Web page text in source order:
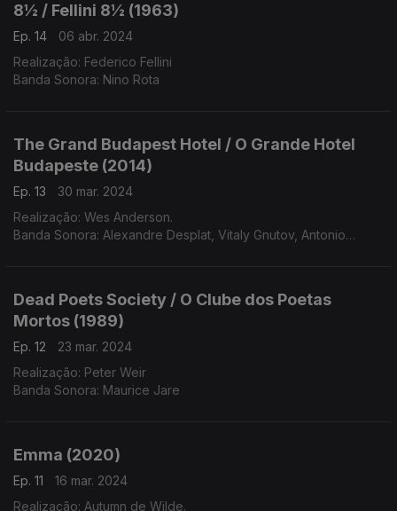
8½ / Fellini 8½ (1963)
Ep. 14
06 abr. 2024
Realização: Federico Fellini
Banda Sonora: Nino Rota
The Grand Budapest Hotel / O Grande Hotel
Budapeste (2014)
Ep. 13
30 mar. 2024
Realização: Wes Anderson.
Banda Sonora: Alexandre Desplat, Vitaly Gnutov, Antonio
Dead Poets Society / O Clube dos Poetas
Mortos (1989)
Ep. 12
23 mar. 2024
Realização: Peter Weir
Banda Sonora: Maurice Jare
Emma (2020)
Ep. 11
16 mar. 2024
Realização: Autumn de Wilde.